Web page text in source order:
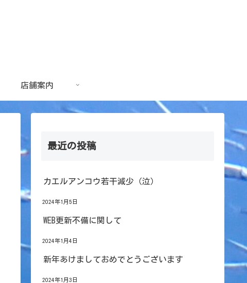
店舗案内
最近の投稿
カエルアンコウ若干減少（泣）
2024年1月5日
WEB更新不備に関して
2024年1月4日
新年あけましておめでとうございます
2024年1月3日